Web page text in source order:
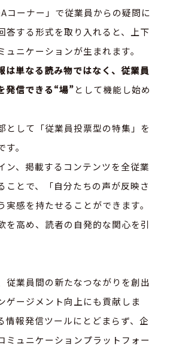
コーナー」で従業員からの疑問に
答する形式を取り入れると、上下
ュニケーションが生まれます。
は単なる読み物ではなく、従業員
発信できる“場”として機能し始め
として「従業員投票型の特集」を
。
ン、掲載するコンテンツを全従業
ことで、「自分たちの声が反映さ
実感を持たせることができます。
を高め、読者の自発的な関心を引
従業員間の新たなつながりを創出
ゲージメント向上にも貢献しま
情報発信ツールにとどまらず、企
ミュニケーションプラットフォー